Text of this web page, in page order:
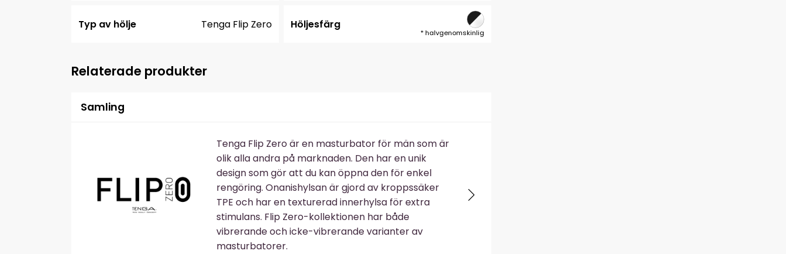
Typ av hölje Tenga Flip Zero Höljesfärg
*halvgenomskinlig
Relaterade produkter
Samling
Tenga Flip Zero är en masturbator för män som är
olik alla andra på marknaden. Den har en unik
design som gör att du kan öppna den för enkel
rengöring. Onanishylsan är gjord av kroppssäker
TPE och har en texturerad innerhylsa för extra
stimulans. Flip Zero-kollektionen har både
vibrerande och icke-vibrerande varianter av
masturbatorer.